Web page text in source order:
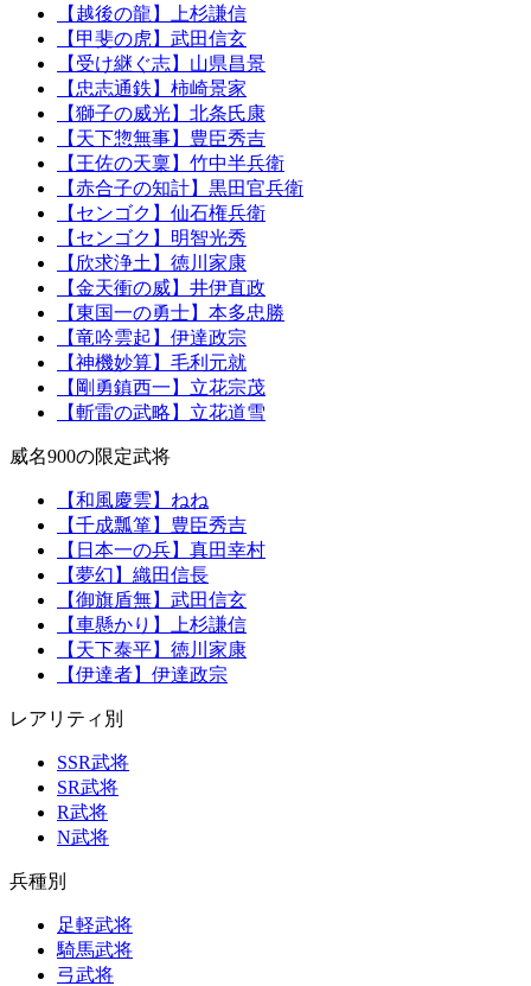
【越後の龍】上杉謙信
【甲斐の虎】武田信玄
【受け継ぐ志】山県昌景
【忠志通鉄】柿崎景家
【獅子の威光】北条氏康
【天下惣無事】豊臣秀吉
【王佐の天稟】竹中半兵衛
【赤合子の知計】黒田官兵衛
【センゴク】仙石権兵衛
【センゴク】明智光秀
【欣求浄土】徳川家康
【金天衝の威】井伊直政
【東国一の勇士】本多忠勝
【竜吟雲起】伊達政宗
【神機妙算】毛利元就
【剛勇鎮西一】立花宗茂
【斬雷の武略】立花道雪
威名900の限定武将
【和風慶雲】ねね
【千成瓢箪】豊臣秀吉
【日本一の兵】真田幸村
【夢幻】織田信長
【御旗盾無】武田信玄
【車懸かり】上杉謙信
【天下泰平】徳川家康
【伊達者】伊達政宗
レアリティ別
SSR武将
SR武将
R武将
N武将
兵種別
足軽武将
騎馬武将
弓武将